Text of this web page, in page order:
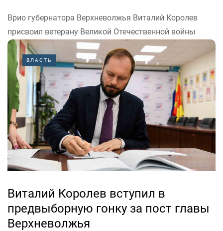
Врио губернатора Верхневолжья Виталий Королев
присвоил ветерану Великой Отечественной войны
Николаю Владимирову звание «Почётный гражданин
Тверской области».
Виталий Королев был восхищен биографией ветерана.
О чем врио главы региона рассказал в своём канале в
«Максе».
«Сто лет жизни, в которых уместилось...
ВЛАСТЬ
Виталий Королев вступил в
предвыборную гонку за пост главы
Верхневолжья